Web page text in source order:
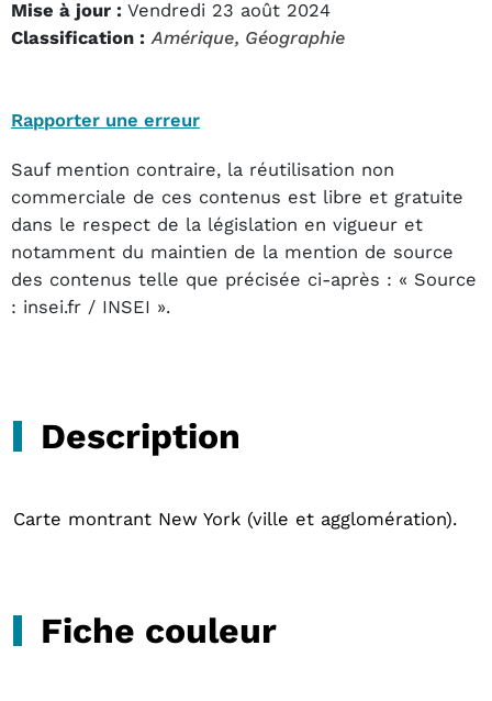
Mise à jour : Vendredi 23 août 2024
Classification : Amérique, Géographie
Rapporter une erreur
Sauf mention contraire, la réutilisation non
commerciale de ces contenus est libre et gratuite
dans le respect de la législation en vigueur et
notamment du maintien de la mention de source
des contenus telle que précisée ci-après : « Source
: insei.fr / INSEI ».
Description
Carte montrant New York (ville et agglomération).
Fiche couleur